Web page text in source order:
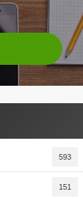
593
151